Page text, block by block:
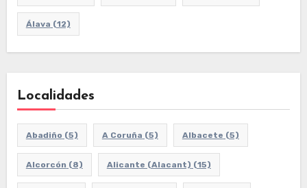
Álava (12)
Localidades
Abadiño (5) A Coruña (5) Albacete (5)
Alcorcón (8) Alicante (Alacant) (15)